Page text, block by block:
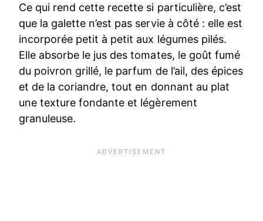
Ce qui rend cette recette si particulière, c’est
que la galette n’est pas servie à côté : elle est
incorporée petit à petit aux légumes pilés.
Elle absorbe le jus des tomates, le goût fumé
du poivron grillé, le parfum de l’ail, des épices
et de la coriandre, tout en donnant au plat
une texture fondante et légèrement
granuleuse.